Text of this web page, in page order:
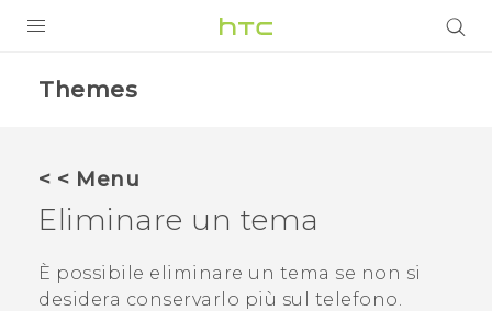
VIVERSE
Themes
< < Menu
Eliminare un tema
È possibile eliminare un tema se non si
desidera conservarlo più sul telefono.